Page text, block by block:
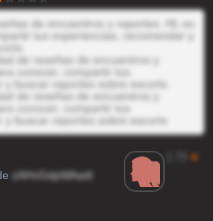
de encuentros y reportes, HL es
tus experiencias, recomendar y
de reseñas de encuentros y
conocer, compartir tus
y buscar reportes sobre escorts
de reseñas de encuentros y
conocer, compartir tus
y buscar reportes sobre escorts
zAHvGdpWAadl
★